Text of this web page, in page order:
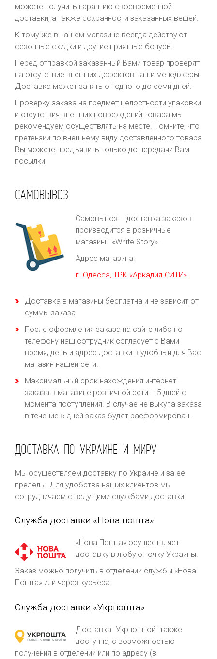
можете получить гарантию своевременной
доставки, а также сохранности заказанных вещей.
К тому же в нашем магазине всегда действуют
сезонные скидки и другие приятные бонусы.
Перед отправкой заказанный Вами товар проверят
на отсутствие внешних дефектов наши менеджеры.
Доставка может занять от одного до семи дней.
Проверку заказа на предмет целостности упаковки
и отсутствия внешних повреждений товара мы
рекомендуем осуществлять на месте. Помните, что
претензии по внешнему виду доставленного товара
Вы можете предъявить только до передачи Вам
посылки.
САМОВЫВОЗ
Самовывоз – доставка заказов
производится в розничные
магазины «White Story».
Адрес магазина:
г. Одесса, ТРК «Аркадия-СИТИ»
Доставка в магазины бесплатна и не зависит от
суммы заказа.
После оформления заказа на сайте либо по
телефону наш сотрудник согласует с Вами
время, день и адрес доставки в удобный для Вас
магазин нашей сети.
Максимальный срок нахождения интернет-
заказа в магазине розничной сети – 5 дней с
момента поступления. В случае не выкупа заказа
в течение 5 дней заказ будет расформирован.
ДОСТАВКА ПО УКРАИНЕ И МИРУ
Мы осуществляем доставку по Украине и за ее
пределы. Для удобства наших клиентов мы
сотрудничаем с ведущими службами доставки.
Служба доставки «Нова пошта»
«Нова Пошта» осуществляет
доставку в любую точку Украины.
Заказ можно получить в отделении службы «Нова
Пошта» или через курьера.
Служба доставки «Укрпошта»
Доставка "Укрпоштой" также
доступна, с возможностью
получения в отделении или по адресу (в